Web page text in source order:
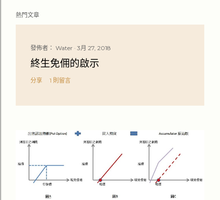
熱門文章
發佈者： Water 3月 27, 2018
終生免佣的啟示
分享 1 則留言